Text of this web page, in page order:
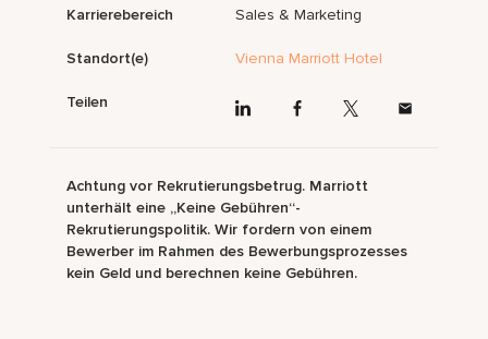
Karrierebereich Sales & Marketing
Standort(e) Vienna Marriott Hotel
Teilen
Achtung vor Rekrutierungsbetrug. Marriott
unterhält eine „Keine Gebühren“-
Rekrutierungspolitik. Wir fordern von einem
Bewerber im Rahmen des Bewerbungsprozesses
kein Geld und berechnen keine Gebühren.